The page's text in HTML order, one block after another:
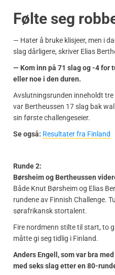
Følte seg
— Hater å bruke klisjeer, men i
slag dårligere, skriver Elias
— Kom inn på 71 slag og -4 for
eller noe i den duren.
Avslutningsrunden inneholdt tre
var Bertheussen 17 slag bak
sin første challengeseier.
Se også: Resultater fra Finland
Runde 2:
Børsheim og Bertheussen
Både Knut Børsheim og Elias
rundene av Finnish Challenge.
sørafrikansk stortalent.
Fire nordmenn stilte til start, to
måtte gi seg tidlig i Finland.
Anders Engell, som var bra
med seks slag etter en 80-